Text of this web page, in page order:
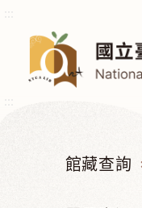
館藏查詢